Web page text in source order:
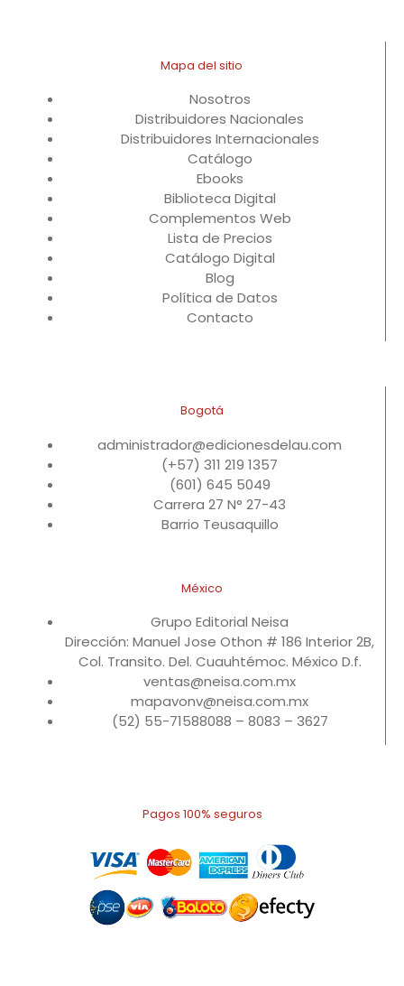
Mapa del sitio
Nosotros
Distribuidores Nacionales
Distribuidores Internacionales
Catálogo
Ebooks
Biblioteca Digital
Complementos Web
Lista de Precios
Catálogo Digital
Blog
Política de Datos
Contacto
Bogotá
administrador@edicionesdelau.com
(+57) 311 219 1357
(601) 645 5049
Carrera 27 N° 27-43
Barrio Teusaquillo
México
Grupo Editorial Neisa
Dirección: Manuel Jose Othon # 186 Interior 2B,
Col. Transito. Del. Cuauhtémoc. México D.f.
ventas@neisa.com.mx
mapavonv@neisa.com.mx
(52) 55-71588088 – 8083 – 3627
Pagos 100% seguros